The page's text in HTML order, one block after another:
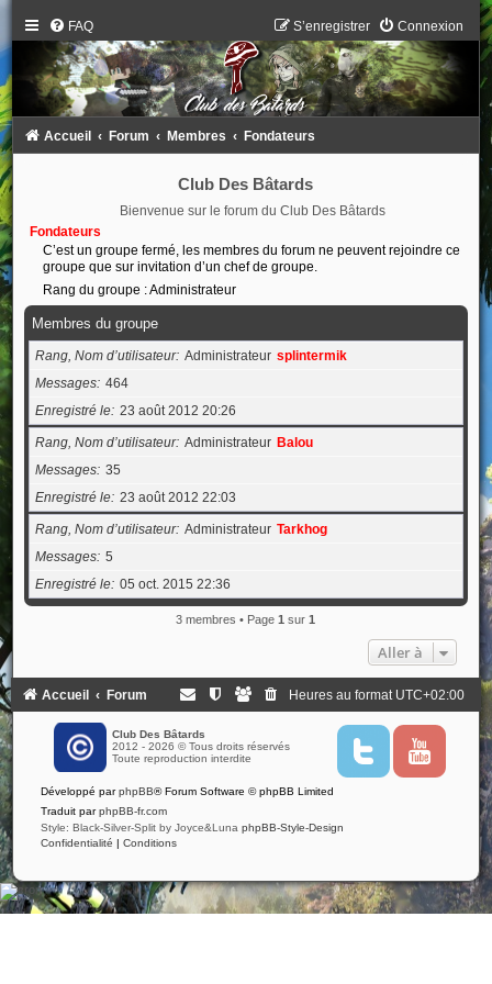
FAQ Connexion
S’enregistrer
Accueil Forum Membres Fondateurs
Club Des Bâtards
Bienvenue sur le forum du Club Des Bâtards
Fondateurs
C’est un groupe fermé, les membres du forum ne peuvent rejoindre ce
groupe que sur invitation d’un chef de groupe.
Rang du groupe : Administrateur
Membres du groupe
Rang, Nom d’utilisateur Administrateur splintermik
Messages 464
Enregistré le 23 août 2012 20:26
Rang, Nom d’utilisateur Administrateur Balou
Messages 35
Enregistré le 23 août 2012 22:03
Rang, Nom d’utilisateur Administrateur Tarkhog
Messages 5
Enregistré le 05 oct. 2015 22:36
3 membres • Page1 sur1
Aller à
Accueil Forum Heures au format UTC+02:00
Club Des Bâtards
2012 - 2026 © Tous droits réservés
Toute reproduction interdite
T
i
Y
u
Développé parphpBB® Forum Software © phpBB Limited
Traduit parphpBB-fr.com
Style: Black-Silver-Split by Joyce&Luna phpBB-Style-Design
Confidentialité | Conditions